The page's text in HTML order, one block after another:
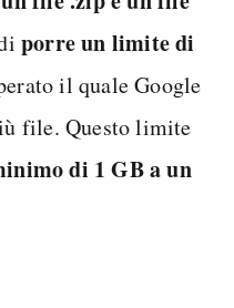
porre un limite di
il quale Google
file. Questo limite
di 1 GB a un